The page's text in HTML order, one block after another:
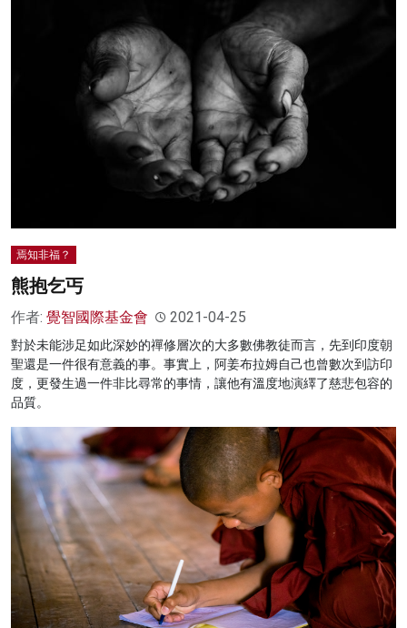
焉知非福？
熊抱乞丐
作者: 覺智國際基金會 2021-04-25
對於未能涉足如此深妙的禪修層次的大多數佛教徒而言，先到印度朝
聖還是一件很有意義的事。事實上，阿姜布拉姆自己也曾數次到訪印
度，更發生過一件非比尋常的事情，讓他有溫度地演繹了慈悲包容的
品質。